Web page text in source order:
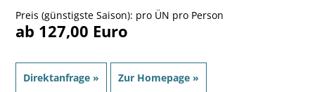
Preis (günstigste Saison): pro ÜN pro Person
ab 127,00 Euro
Direktanfrage » Zur Homepage »